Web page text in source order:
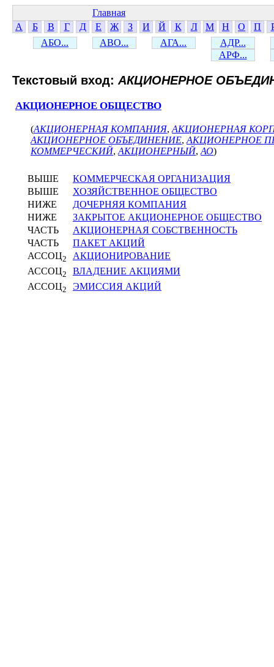
Главная
А
Б В Г Д Е Ж З И Й К Л М Н О П
АБО...
АВО... АГА...
АДР...
АРФ...
Текстовый вход: АКЦИОНЕРНОЕ
АКЦИОНЕРНОЕ ОБЩЕСТВО
(АКЦИОНЕРНАЯ КОМПАНИЯ, АКЦИОНЕРНАЯ
АКЦИОНЕРНОЕ ОБЪЕДИНЕНИЕ, АКЦИОНЕРНОЕ
КОММЕРЧЕСКИЙ, АКЦИОНЕРНЫЙ, АО)
ВЫШЕ
КОММЕРЧЕСКАЯ ОРГАНИЗАЦИЯ
ВЫШЕ
ХОЗЯЙСТВЕННОЕ ОБЩЕСТВО
НИЖЕ
ДОЧЕРНЯЯ КОМПАНИЯ
НИЖЕ
ЗАКРЫТОЕ АКЦИОНЕРНОЕ ОБЩЕСТВО
ЧАСТЬ
АКЦИОНЕРНАЯ СОБСТВЕННОСТЬ
ЧАСТЬ
ПАКЕТ АКЦИЙ
АССОЦ2
АКЦИОНИРОВАНИЕ
АССОЦ2
ВЛАДЕНИЕ АКЦИЯМИ
АССОЦ2 ЭМИССИЯ АКЦИЙ